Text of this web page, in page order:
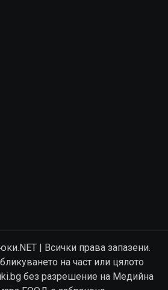
| Всички права запазени.
на част или цялото
без разрешение на Медийна